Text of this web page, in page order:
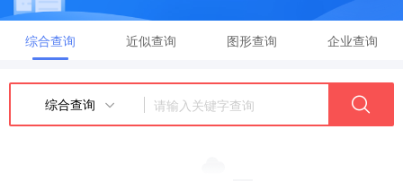
综合查询 近似查询 图形查询 企业查询
综合查询